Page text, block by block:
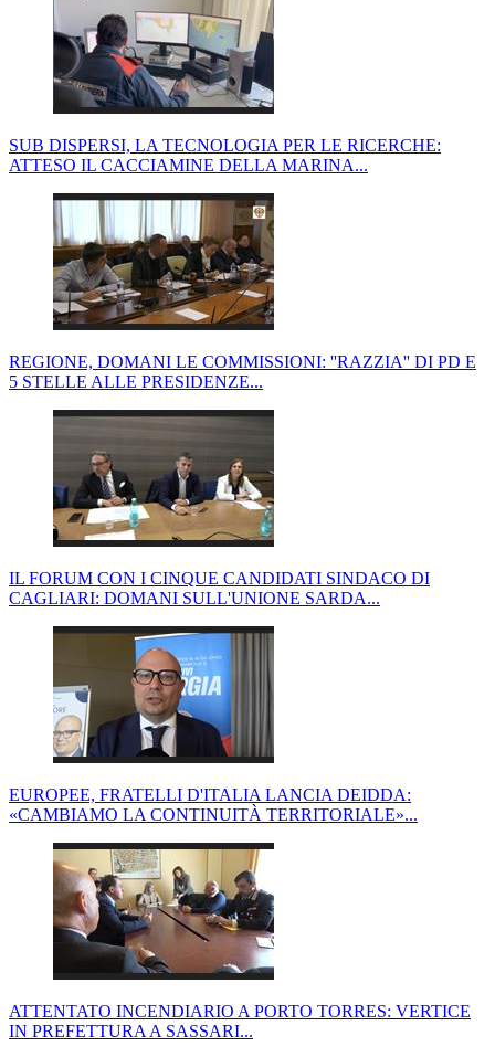
SUB DISPERSI, LA TECNOLOGIA PER LE RICERCHE:
ATTESO IL CACCIAMINE DELLA MARINA...
REGIONE, DOMANI LE COMMISSIONI: ''RAZZIA'' DI PD E
5 STELLE ALLE PRESIDENZE...
IL FORUM CON I CINQUE CANDIDATI SINDACO DI
CAGLIARI: DOMANI SULL'UNIONE SARDA...
EUROPEE, FRATELLI D'ITALIA LANCIA DEIDDA:
«CAMBIAMO LA CONTINUITÀ TERRITORIALE»...
ATTENTATO INCENDIARIO A PORTO TORRES: VERTICE
IN PREFETTURA A SASSARI...